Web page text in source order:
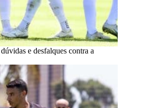
e desfalques contra a